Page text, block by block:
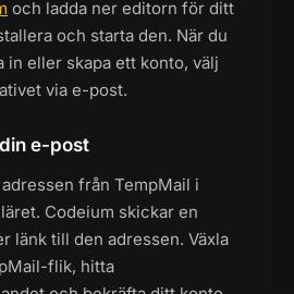
och ladda ner editorn för ditt
och starta den. När du
in eller skapa ett konto, välj
via e-post.
e-post
från TempMail i
Codeium skickar en
länk till den adressen. Växla
flik, hitta